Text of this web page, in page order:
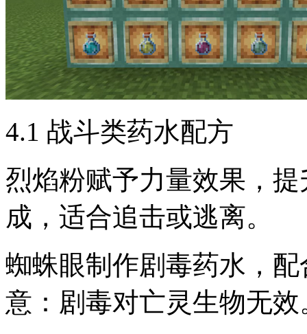
4.1 战斗类药水配方
烈焰粉赋予力量效果，
成，适合追击或逃离。
蜘蛛眼制作剧毒药水，
意：剧毒对亡灵生物无效